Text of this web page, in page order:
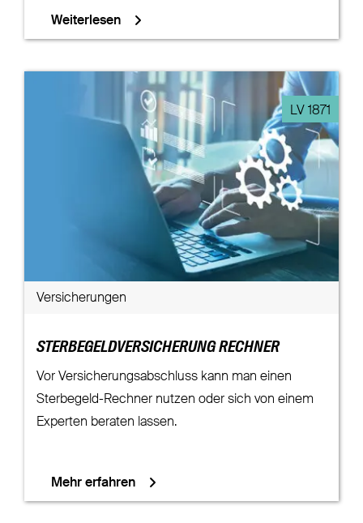
Weiterlesen
LV 1871
Versicherungen
STERBEGELDVERSICHERUNG RECHNER
Vor Versicherungsabschluss kann man einen
Sterbegeld-Rechner nutzen oder sich von einem
Experten beraten lassen.
Mehr erfahren